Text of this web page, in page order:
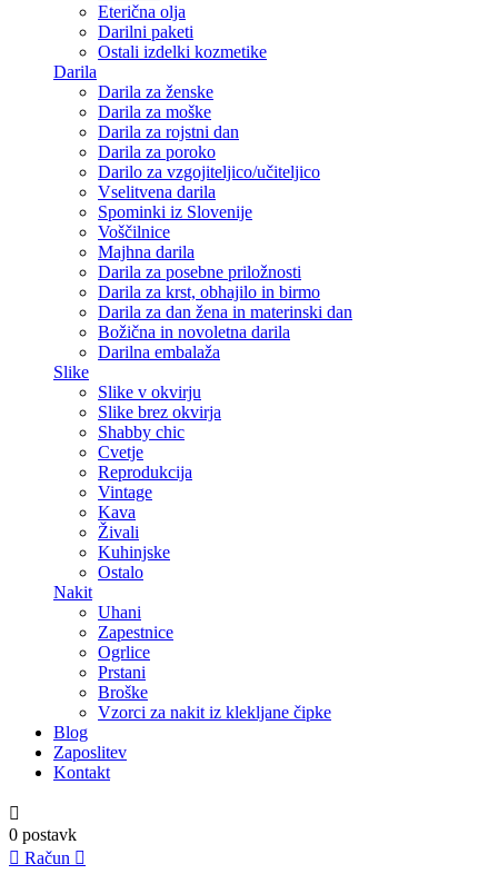
Eterična olja
Darilni paketi
Ostali izdelki kozmetike
Darila
Darila za ženske
Darila za moške
Darila za rojstni dan
Darila za poroko
Darilo za vzgojiteljico/učiteljico
Vselitvena darila
Spominki iz Slovenije
Voščilnice
Majhna darila
Darila za posebne priložnosti
Darila za krst, obhajilo in birmo
Darila za dan žena in materinski dan
Božična in novoletna darila
Darilna embalaža
Slike
Slike v okvirju
Slike brez okvirja
Shabby chic
Cvetje
Reprodukcija
Vintage
Kava
Živali
Kuhinjske
Ostalo
Nakit
Uhani
Zapestnice
Ogrlice
Prstani
Broške
Vzorci za nakit iz klekljane čipke
Blog
Zaposlitev
Kontakt

0 postavk
 Račun 